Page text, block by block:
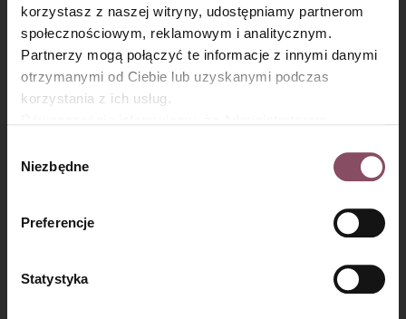
korzystasz z naszej witryny, udostępniamy partnerom
społecznościowym, reklamowym i analitycznym.
Partnerzy mogą połączyć te informacje z innymi danymi
otrzymanymi od Ciebie lub uzyskanymi podczas
korzystania z ich usług.
Gdańsk (80-339) adres: Dickmana 14/15 więcej
informacji o przetwarzaniu danych osobowych oraz
Polityce
prywatności.
zgody
Niezbędne
Preferencje
Statystyka
forma prostokątna mała
26 x 22 cm (572 cm²) - ma zbliżone proporcje do
tortownicy 28 cm
forma prostokątna duża
×